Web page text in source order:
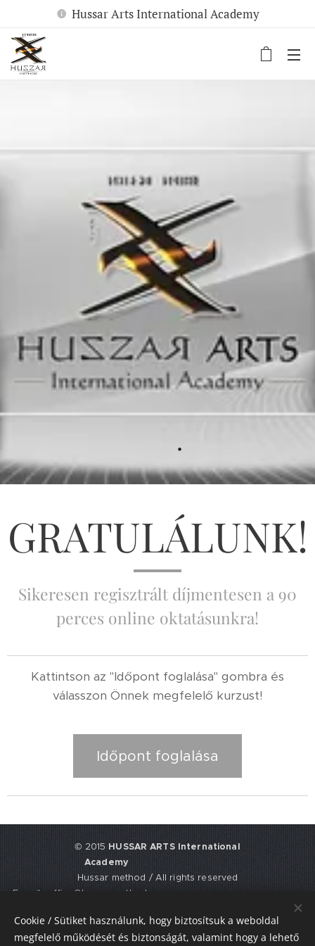
Hussar Arts International Academy
.
GRATULÁLUNK!
Sikeresen regisztrált díjmentesen a 90
perces online oktatásunkra!
Kattintson az "Időpont foglalása" gombra és
válasszon Önnek megfelelő kurzust!
Időpont foglalása
© 2015 HUSSAR ARTS International
Academy
Hussar method / All rights reserved
E-mail: office@hussarmethod.com
Flat 3, 9. Fisher Place, EH17 8UY,
Edinburgh, UNITED KINGDOM
Cookie / Sütiket használunk, hogy biztosítsuk a weboldal
megfelelő működését és biztonságát, valamint hogy a lehető